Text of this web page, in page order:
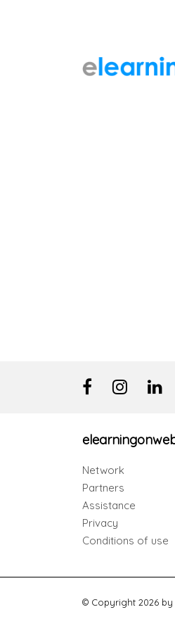
Network
Partners
Assistance
Privacy
Conditions of use
© Copyright 2026 by